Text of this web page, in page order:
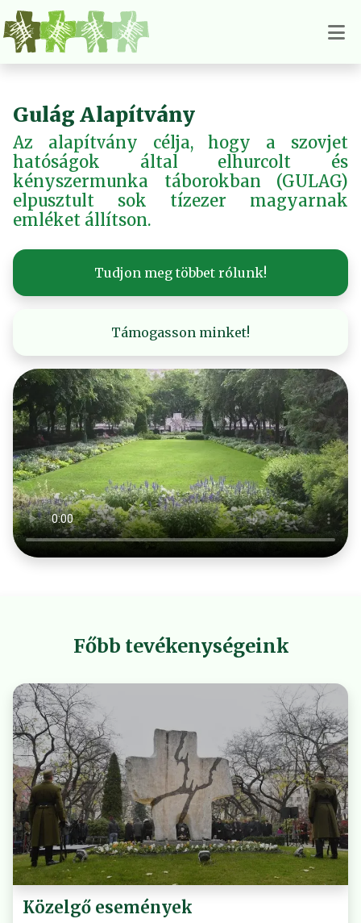
Gulág Alapítvány
Az alapítvány célja, hogy a szovjet
hatóságok által elhurcolt és
kényszermunka táborokban (GULAG)
elpusztult sok tízezer magyarnak
emléket állítson.
Tudjon meg többet rólunk!
Támogasson minket!
Főbb tevékenységeink
Közelgő események